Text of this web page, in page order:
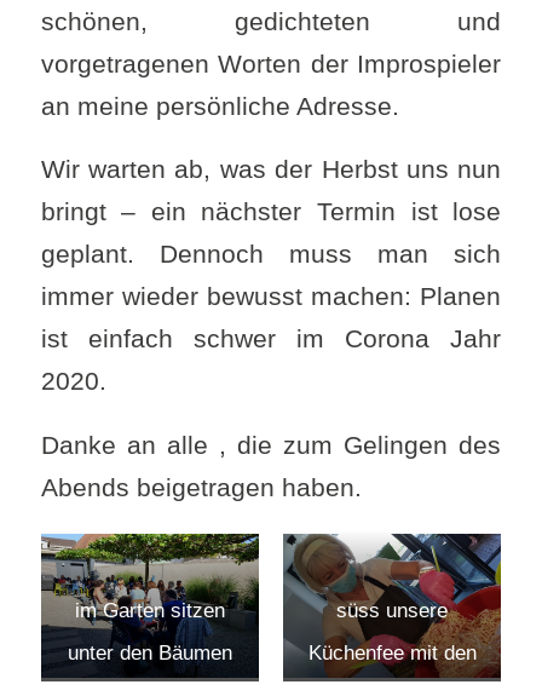
schönen, gedichteten und
vorgetragenen Worten der Improspieler
an meine persönliche Adresse.
Wir warten ab, was der Herbst uns nun
bringt – ein nächster Termin ist lose
geplant. Dennoch muss man sich
immer wieder bewusst machen: Planen
ist einfach schwer im Corona Jahr
2020.
Danke an alle , die zum Gelingen des
Abends beigetragen haben.
im Garten sitzen
unter den Bäumen
süss unsere
Küchenfee mit den